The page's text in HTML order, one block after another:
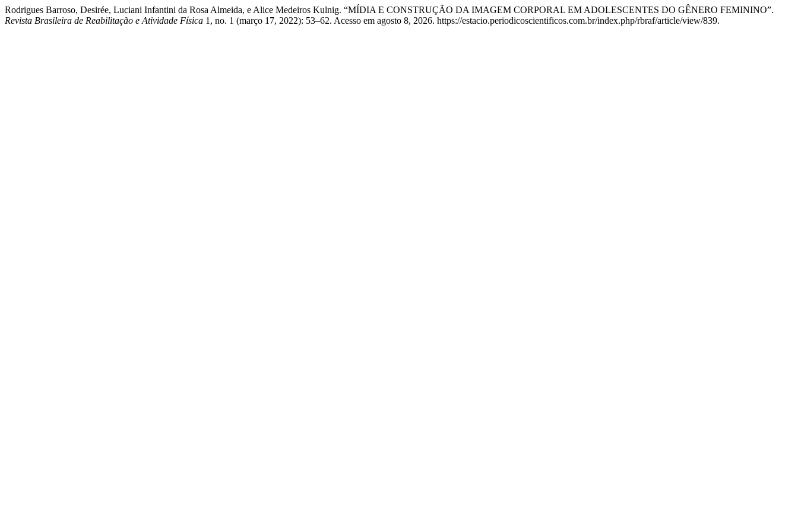
Rodrigues Barroso, Desirée, Luciani Infantini da Rosa Almeida, e Alice Medeiros Kulnig. “MÍDIA E CONSTRUÇÃO DA IMAGEM CORPORAL EM ADOLESCENTES DO GÊNERO FEMININO”.
Revista Brasileira de Reabilitação e Atividade Física 1, no. 1 (março 17, 2022): 53–62. Acesso em agosto 8, 2026. https://estacio.periodicoscientificos.com.br/index.php/rbraf/article/view/839.